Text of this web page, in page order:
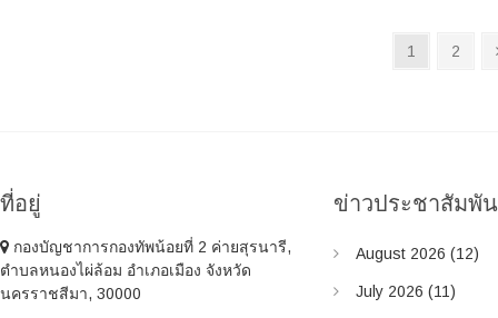
s
a
v
P1
P
2
ที่อยู่
กองบัญชาการกองทัพน้อยที่ 2 ค่ายสุรนารี,
ตำบลหนองไผ่ล้อม อำเภอเมือง จังหวัด
นครราชสีมา, 30000
ข่าวประชาสัมพั
August 2026 (12)
July 2026 (11)